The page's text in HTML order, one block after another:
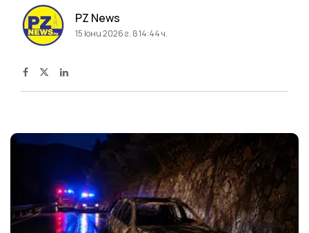
PZ News
15 юни 2026 г. в 14:44 ч.